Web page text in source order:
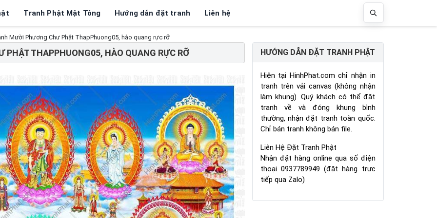
Tranh Phật Mật Tông Hướng dẫn đặt tranh Liên hệ
Mười Phương Chư Phật ThapPhuong05, hào quang rực rỡ
PHẬT THAPPHUONG05, HÀO QUANG RỰC RỠ HƯỚNG DẪN ĐẶT TRANH PHẬT
Hiện tại HinhPhat.com chỉ nhận in
tranh trên vải canvas (không nhận
làm khung). Quý khách có thể đặt
tranh về và đóng khung bình
thường, nhận đặt tranh toàn quốc.
Chỉ bán tranh không bán file.
Liên Hệ Đặt Tranh Phật
Nhận đặt hàng online qua số điện
thoại 0937789949 (đặt hàng trực
tiếp qua Zalo)